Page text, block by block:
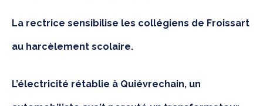
La rectrice sensibilise les collégiens de Froissart
au harcèlement scolaire.
L’électricité rétablie à Quiévrechain, un